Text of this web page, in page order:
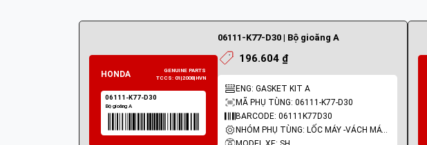
06111-K77-D30 | Bộ gioăng A
196.604 ₫
ENG: GASKET KIT A
MÃ PHỤ TÙNG: 06111-K77-D30
BARCODE: 06111K77D30
NHÓM PHỤ TÙNG: LỐC MÁY -VÁCH MÁY - GIOĂNG MÁY